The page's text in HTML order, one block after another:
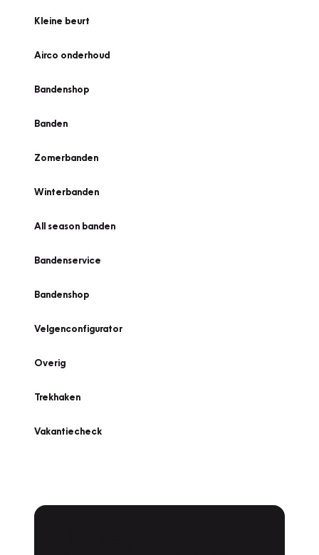
Kleine beurt
Airco onderhoud
Bandenshop
Banden
Zomerbanden
Winterbanden
All season banden
Bandenservice
Bandenshop
Velgenconfigurator
Overig
Trekhaken
Vakantiecheck